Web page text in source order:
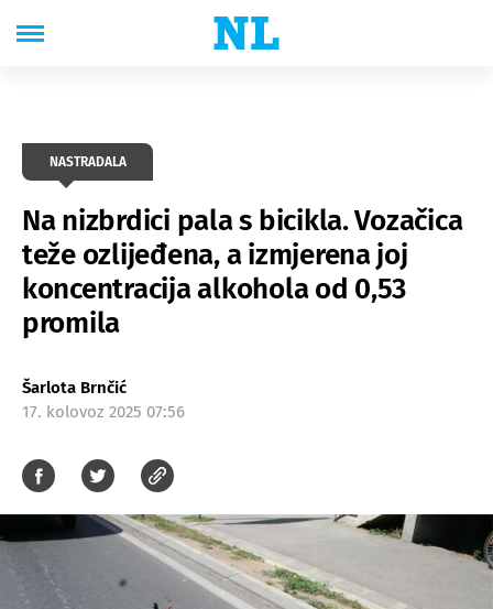
NASTRADALA
Na nizbrdici pala s bicikla. Vozačica
teže ozlijeđena, a izmjerena joj
koncentracija alkohola od 0,53
promila
Šarlota Brnčić
17. kolovoz 2025 07:56